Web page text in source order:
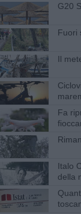
G20
Fuori
Il
Fa
Italo
della